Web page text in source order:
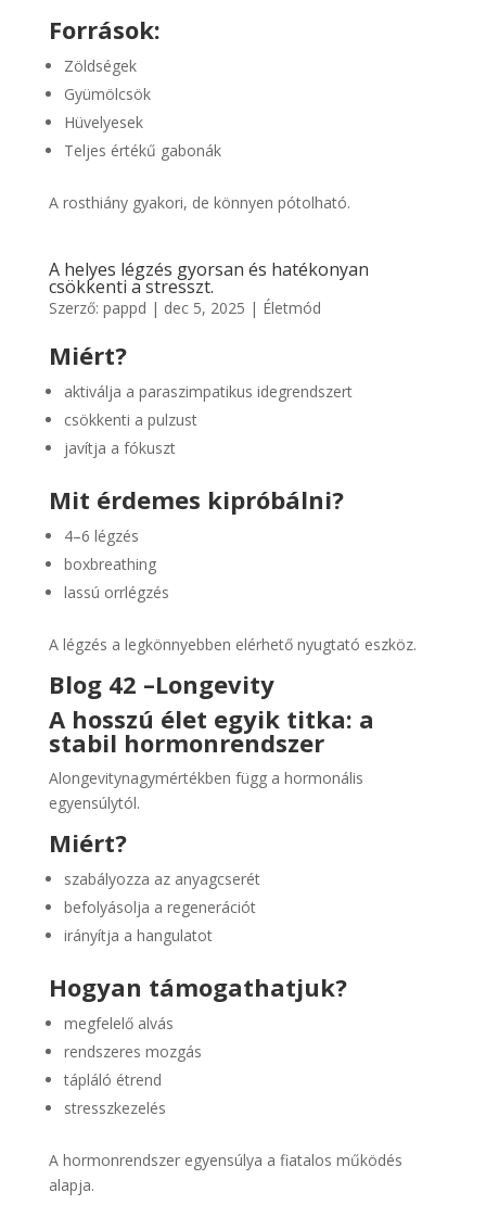
Források:
Zöldségek
Gyümölcsök
Hüvelyesek
Teljes értékű gabonák
A rosthiány gyakori, de könnyen pótolható.
A helyes légzés gyorsan és hatékonyan
csökkenti a stresszt.
Szerző: pappd | dec 5, 2025 | Életmód
Miért?
aktiválja a paraszimpatikus idegrendszert
csökkenti a pulzust
javítja a fókuszt
Mit érdemes kipróbálni?
4–6 légzés
boxbreathing
lassú orrlégzés
A légzés a legkönnyebben elérhető nyugtató eszköz.
Blog 42 –Longevity
A hosszú élet egyik titka: a
stabil hormonrendszer
Alongevitynagymértékben függ a hormonális
egyensúlytól.
Miért?
szabályozza az anyagcserét
befolyásolja a regenerációt
irányítja a hangulatot
Hogyan támogathatjuk?
megfelelő alvás
rendszeres mozgás
tápláló étrend
stresszkezelés
A hormonrendszer egyensúlya a fiatalos működés
alapja.